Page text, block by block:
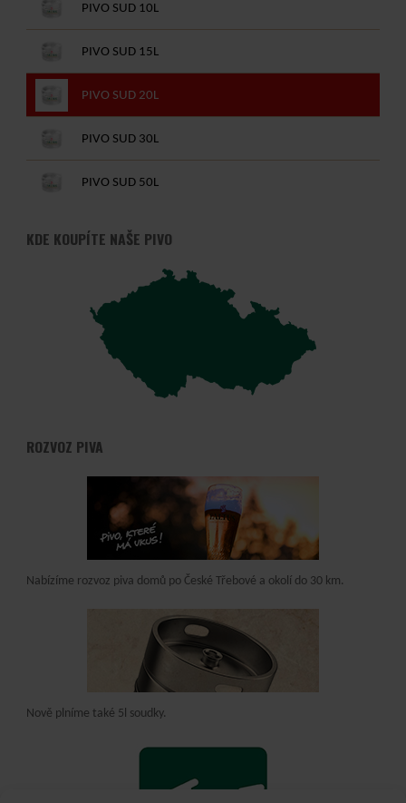
PIVO SUD 10L
PIVO SUD 15L
PIVO SUD 20L
PIVO SUD 30L
PIVO SUD 50L
KDE KOUPÍTE NAŠE PIVO
ROZVOZ PIVA
Nabízíme rozvoz piva domů po České Třebové a okolí do 30 km.
Nově plníme také 5l soudky.